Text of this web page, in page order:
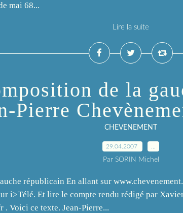
mai 68...
Lire la suite
de la
Pierre
CHEVENEMENT
29.04.2007
Par SORIN Michel
républicain En allant sur
i>Télé. Et lire le compte rendu rédigé par
Voici ce texte. Jean-Pierre...